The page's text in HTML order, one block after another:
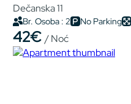
Dečanska 11
Br. Osoba : 2 No Parking
42€ / Noć